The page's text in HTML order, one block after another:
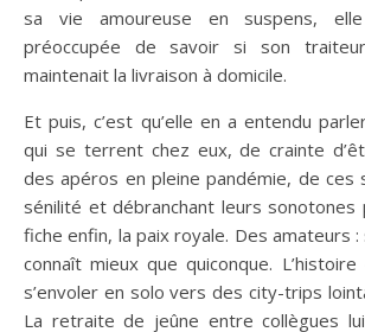
sa vie amoureuse en suspens,
préoccupée de savoir si son
maintenait la livraison à domicile.
Et puis, c’est qu’elle en a entendu
qui se terrent chez eux, de crainte
des apéros en pleine pandémie, de ces
sénilité et débranchant leurs sonotones
fiche enfin, la paix royale. Des amateurs :
connaît mieux que quiconque.
s’envoler en solo vers des city-trips
La retraite de jeûne entre collègues